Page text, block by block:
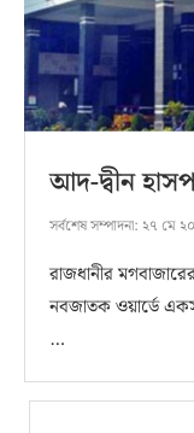
আদ-দ্বীন
সর্বশেষ সম্পাদনা: ২৭ মে
রাজধানীর
নবজাতক ওয়ার্ডে
…